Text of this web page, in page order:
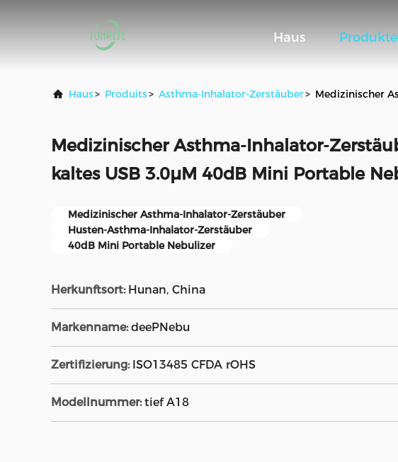
Haus Produkte
Haus> Produits> Asthma-Inhalator-Zerstäuber> Medizinischer
Medizinischer Asthma-Inhalator-
kaltes USB 3.0μM 40dB Mini Portable
Medizinischer Asthma-Inhalator-Zerstäuber
Husten-Asthma-Inhalator-Zerstäuber
40dB Mini Portable Nebulizer
Herkunftsort: Hunan, China
Markenname: deePNebu
Zertifizierung: ISO13485 CFDA rOHS
Modellnummer: tief A18